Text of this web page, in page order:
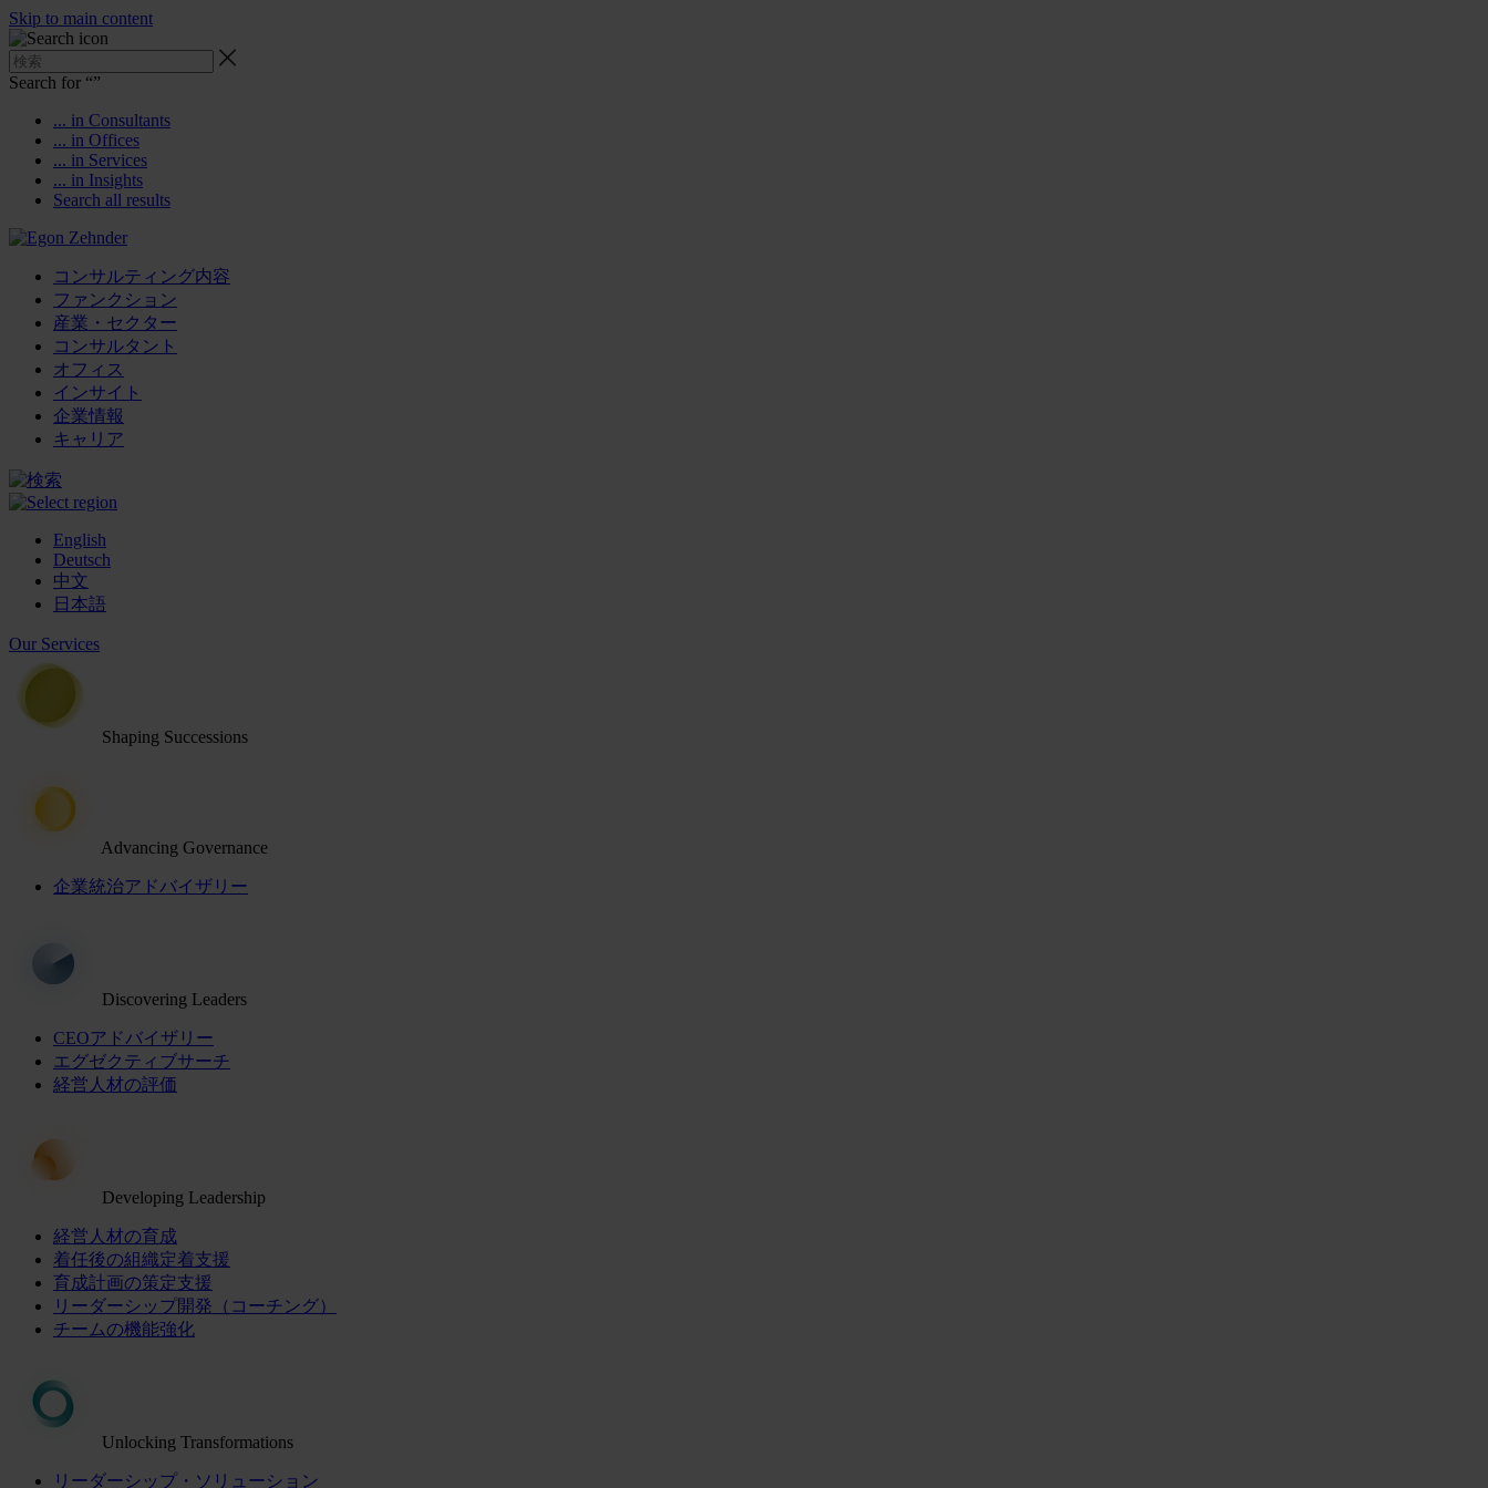
Skip to main content
Search for “”
... in Consultants
... in Offices
... in Services
... in Insights
Search all results
コンサルティング内容
ファンクション
産業・セクター
コンサルタント
オフィス
インサイト
企業情報
キャリア
English
Deutsch
中文
日本語
Our Services
Shaping Successions
Advancing Governance
企業統治アドバイザリー
Discovering Leaders
CEOアドバイザリー
エグゼクティブサーチ
経営人材の評価
Developing Leadership
経営人材の育成
着任後の組織定着支援
育成計画の策定支援
リーダーシップ開発（コーチング）
チームの機能強化
Unlocking Transformations
リーダーシップ・ソリューション